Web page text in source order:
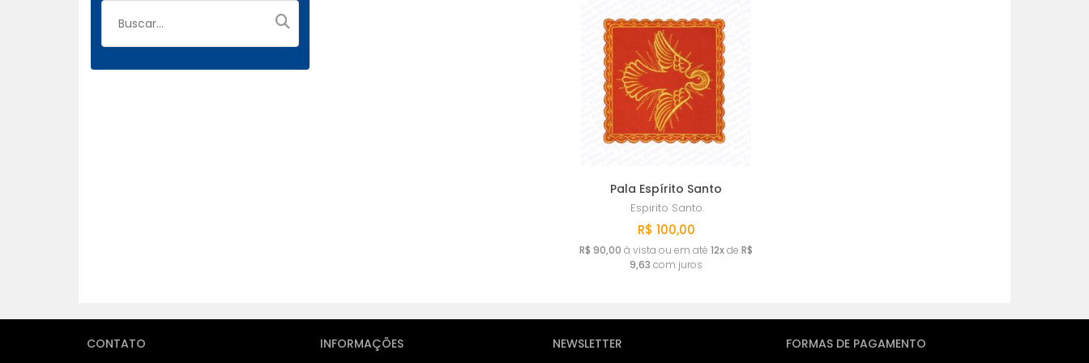
Pala Espírito Santo
Espirito Santo.
R$ 100,00
R$ 90,00 à vista ou em até 12xde R$
9,63 com juros
CONTATO INFORMAÇÕES NEWSLETTER FORMAS DE PAGAMENTO